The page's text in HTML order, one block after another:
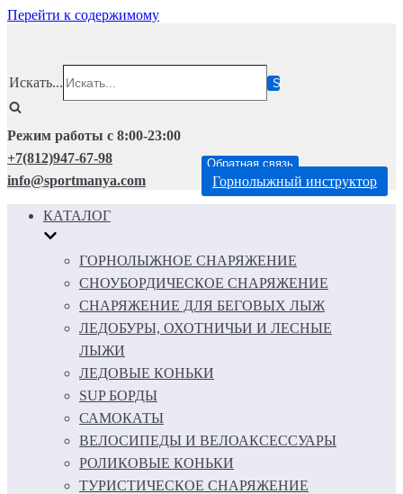
Перейти к содержимому
Искать...
Режим работы с 8:00-23:00
+7(812)947-67-98
info@sportmanya.com
Обратная связь
Горнолыжный инструктор
КАТАЛОГ
ГОРНОЛЫЖНОЕ СНАРЯЖЕНИЕ
СНОУБОРДИЧЕСКОЕ СНАРЯЖЕНИЕ
СНАРЯЖЕНИЕ ДЛЯ БЕГОВЫХ ЛЫЖ
ЛЕДОБУРЫ, ОХОТНИЧЬИ И ЛЕСНЫЕ
ЛЫЖИ
ЛЕДОВЫЕ КОНЬКИ
SUP БОРДЫ
САМОКАТЫ
ВЕЛОСИПЕДЫ И ВЕЛОАКСЕССУАРЫ
РОЛИКОВЫЕ КОНЬКИ
ТУРИСТИЧЕСКОЕ СНАРЯЖЕНИЕ